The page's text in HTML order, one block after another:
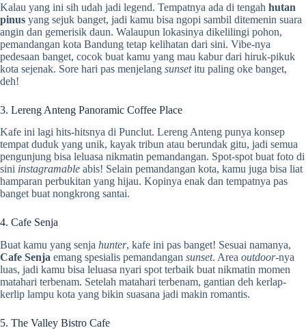
Kalau yang ini sih udah jadi legend. Tempatnya ada di tengah hutan
pinus yang sejuk banget, jadi kamu bisa ngopi sambil ditemenin suara
angin dan gemerisik daun. Walaupun lokasinya dikelilingi pohon,
pemandangan kota Bandung tetap kelihatan dari sini. Vibe-nya
pedesaan banget, cocok buat kamu yang mau kabur dari hiruk-pikuk
kota sejenak. Sore hari pas menjelang sunsetitu paling oke banget,
deh!
3. Lereng Anteng Panoramic Coffee Place
Kafe ini lagi hits-hitsnya di Punclut. Lereng Anteng punya konsep
tempat duduk yang unik, kayak tribun atau berundak gitu, jadi semua
pengunjung bisa leluasa nikmatin pemandangan. Spot-spot buat foto di
sini instagramable abis! Selain pemandangan kota, kamu juga bisa liat
hamparan perbukitan yang hijau. Kopinya enak dan tempatnya pas
banget buat nongkrong santai.
4. Cafe Senja
Buat kamu yang senja hunter, kafe ini pas banget! Sesuai namanya,
Cafe Senja emang spesialis pemandangan sunset. Area outdoor-nya
luas, jadi kamu bisa leluasa nyari spot terbaik buat nikmatin momen
matahari terbenam. Setelah matahari terbenam, gantian deh kerlap-
kerlip lampu kota yang bikin suasana jadi makin romantis.
5. The Valley Bistro Cafe